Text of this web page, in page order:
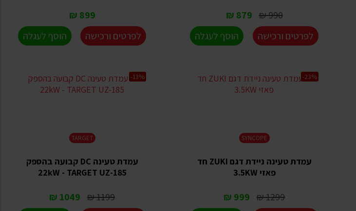
990 ₪
879 ₪
לפרטים ורכישה הוסף לעגלה
899 ₪
לפרטים ורכישה
הוסף לעגלה
SYNCOPE
עמדת טעינה ניידת דגם ZUKI חד
פאזי 3.5KW
1299 ₪
999 ₪
-23%
TARGET
עמדת טעינה DC קבועה בהספק
22kW - TARGET UZ-185
1199 ₪
1049 ₪
-13%